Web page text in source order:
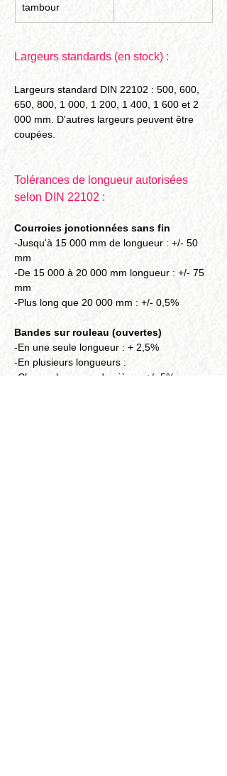
tambour
Largeurs standards (en stock) :
Largeurs standard DIN 22102 : 500, 600,
650, 800, 1 000, 1 200, 1 400, 1 600 et 2
000 mm. D'autres largeurs peuvent être
coupées.
Tolérances de longueur autorisées
selon DIN 22102 :
Courroies jonctionnées sans fin
-Jusqu'à 15 000 mm de longueur : +/- 50
mm
-De 15 000 à 20 000 mm longueur : +/- 75
mm
-Plus long que 20 000 mm : +/- 0,5%
Bandes sur rouleau (ouvertes)
-En une seule longueur : + 2,5%
-En plusieurs longueurs :
-Chaque longueur de pièce : +/- 5%